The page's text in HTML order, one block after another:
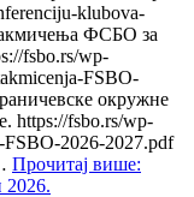
klubova-
ФСБО за
fsbo.rs/wp-
FSBO-
окружне
https://fsbo.rs/wp-
FSBO-2026-2027.pdf
Прочитај више:
2026.